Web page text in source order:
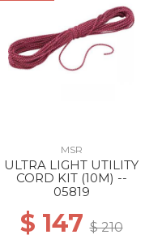
MSR
ULTRA LIGHT UTILITY
CORD KIT (10M) --
05819
$ 147$ 210